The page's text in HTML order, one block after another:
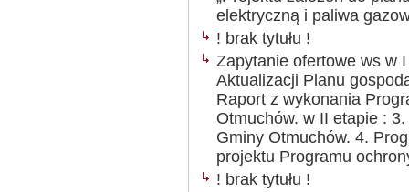
elektryczną i paliwa
! brak tytułu !
Zapytanie ofertowe ws w
Aktualizacji Planu
Raport z wykonania
Otmuchów. w II etapie :
Gminy Otmuchów. 4.
projektu Programu
! brak tytułu !